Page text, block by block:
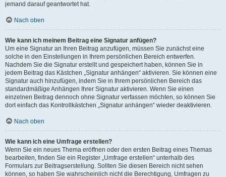
jemand darauf geantwortet hat.
Nach oben
Wie kann ich meinem Beitrag eine Signatur anfügen?
Um eine Signatur an Ihren Beitrag anzufügen, müssen Sie zunächst eine
solche in den Einstellungen in Ihrem persönlichen Bereich entwerfen.
Nachdem Sie die Signatur erstellt und gespeichert haben, können Sie in
jedem Beitrag das Kästchen „Signatur anhängen“ aktivieren. Sie können eine
Signatur auch hinzufügen, indem Sie in Ihrem persönlichen Bereich das
standardmäßige Anhängen Ihrer Signatur aktivieren. Wenn Sie einen
einzelnen Beitrag dennoch ohne Signatur verfassen möchten, so können Sie
dort einfach das Kontrollkästchen „Signatur anhängen“ wieder deaktivieren.
Nach oben
Wie kann ich eine Umfrage erstellen?
Wenn Sie ein neues Thema eröffnen oder den ersten Beitrag eines Themas
bearbeiten, finden Sie ein Register „Umfrage erstellen“ unterhalb des
Formulars zur Beitragserstellung. Sollten Sie diesen Bereich nicht sehen
können, so haben Sie wahrscheinlich nicht die Berechtigung, Umfragen zu